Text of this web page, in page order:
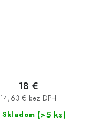
Skladom (>5 ks)
14,63 € bez DPH
18 €